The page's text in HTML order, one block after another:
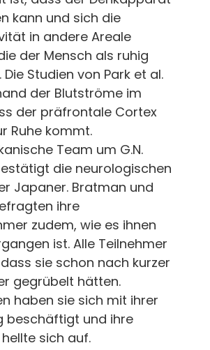
kann und sich die
in andere Areale
der Mensch als ruhig
Studien von Park et al.
der Blutströme im
der präfrontale Cortex
Ruhe kommt.
Team um G.N.
die neurologischen
Japaner. Bratman und
ihre
zudem, wie es ihnen
ist. Alle Teilnehmer
sie schon nach kurzer
gegrübelt hätten.
haben sie sich mit ihrer
beschäftigt und ihre
sich auf.